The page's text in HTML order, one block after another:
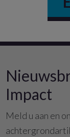
Impact
Meld u aan en